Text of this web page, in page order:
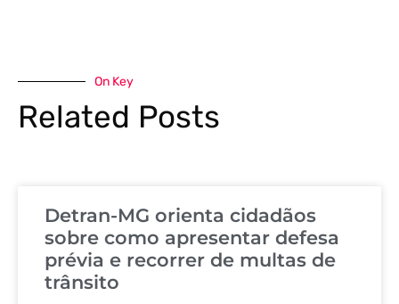
On Key
Related Posts
Detran-MG orienta cidadãos
sobre como apresentar defesa
prévia e recorrer de multas de
trânsito